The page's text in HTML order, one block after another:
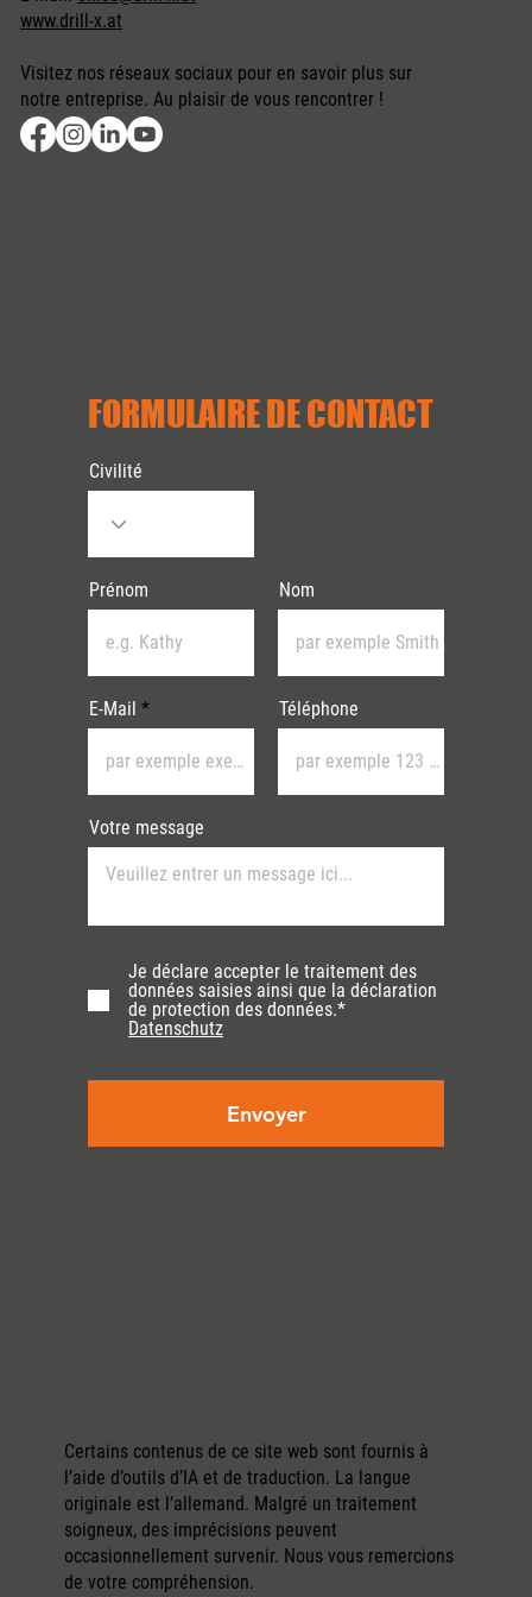
Je déclare accepter le traitement des
données saisies ainsi que la déclaration
de protection des données.*
Datenschutz
FORMULAIRE DE CONTACT
Prénom Nom
E-Mail Téléphone
Votre message
Envoyer
Civilité
www.drill-x.at
Visitez nos réseaux sociaux pour en savoir plus sur
notre entreprise. Au plaisir de vous rencontrer !
Certains contenus de ce site web sont fournis à
l’aide d’outils d’IA et de traduction. La langue
originale est l’allemand. Malgré un traitement
soigneux, des imprécisions peuvent
occasionnellement survenir. Nous vous remercions
de votre compréhension.